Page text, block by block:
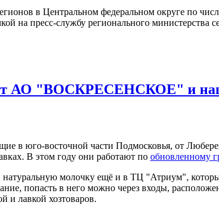
в Центральном федеральном округе по
пресс-службу регионального министерства
АО "ВОСКРЕСЕНСКОЕ" и
в юго-восточной части Подмосковья, от
В этом году они работают по обновленному
натуральную молочку ещё и в ТЦ "Атриум",
попасть в него можно через входы,
и лавкой хозтоваров.